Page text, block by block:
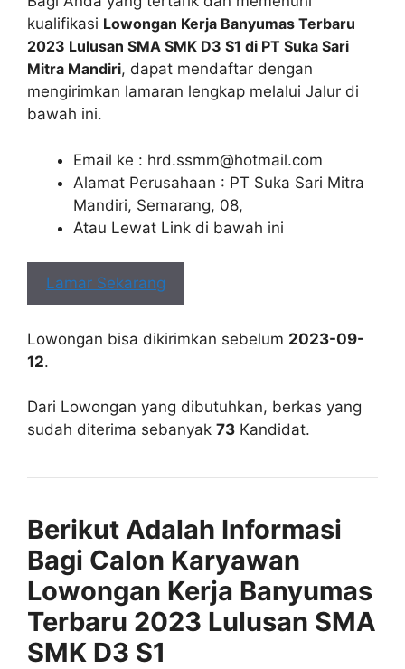
kualifikasi Lowongan Kerja Banyumas Terbaru
2023 Lulusan SMA SMK D3 S1 di PT Suka Sari
Mitra Mandiri, dapat mendaftar dengan
mengirimkan lamaran lengkap melalui Jalur di
bawah ini.
Email ke : hrd.ssmm@hotmail.com
Alamat Perusahaan : PT Suka Sari Mitra
Mandiri, Semarang, 08,
Atau Lewat Link di bawah ini
Lamar Sekarang
Lowongan bisa dikirimkan sebelum 2023-09-
12.
Dari Lowongan yang dibutuhkan, berkas yang
sudah diterima sebanyak 73 Kandidat.
Berikut Adalah Informasi
Bagi Calon Karyawan
Lowongan Kerja Banyumas
Terbaru 2023 Lulusan SMA
SMK D3 S1